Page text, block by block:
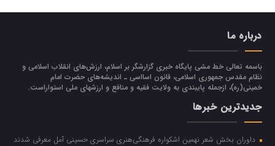
درباره ما
باسمه تعالی خط مشی پایگاه خبری گزارشگر بر اسلام، ارزش‌هاي انقلاب اسلامي و
نظام مقدس جمهوري اسلامي، قانون اسااسی ـ انديشه‌هاي حضرت امام
خميني(ره)، ازجمله پایبندی به ولايت فقيه و منافع و ارزشهاي ملي استواراست.
جدیدترین خبرها
داوران بخش شعر نهمین اشکواره فرهنگی‌هنری سراسری حسینی آمل معرفی شدند